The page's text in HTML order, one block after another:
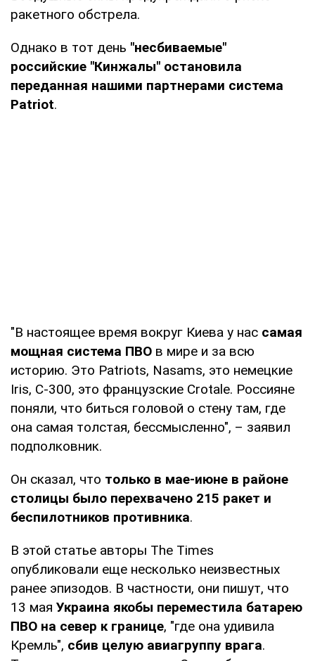
ракетного обстрела.
Однако в тот день "несбиваемые"
российские "Кинжалы" остановила
переданная нашими партнерами система
Patriot.
"В настоящее время вокруг Киева у нас самая
мощная система ПВО в мире и за всю
историю. Это Patriots, Nasams, это немецкие
Iris, С-300, это французские Crotale. Россияне
поняли, что биться головой о стену там, где
она самая толстая, бессмысленно", – заявил
подполковник.
Он сказал, что только в мае-июне в районе
столицы было перехвачено 215 ракет и
беспилотников противника.
В этой статье авторы The Times
опубликовали еще несколько неизвестных
ранее эпизодов. В частности, они пишут, что
13 мая Украина якобы переместила батарею
ПВО на север к границе, "где она удивила
Кремль", сбив целую авиагруппу врага.